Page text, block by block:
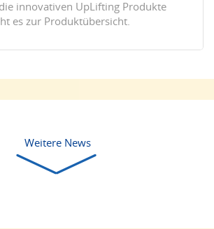
innovativen UpLifting Produkte
es zur Produktübersicht.
Weitere News